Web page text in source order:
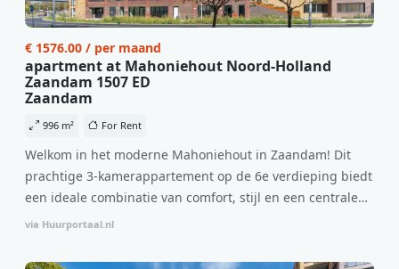
€ 1576.00 / per maand
apartment at Mahoniehout Noord-Holland
Zaandam 1507 ED
Zaandam
996 m² For Rent
Welkom in het moderne Mahoniehout in Zaandam! Dit
prachtige 3-kamerappartement op de 6e verdieping biedt
een ideale combinatie van comfort, stijl en een centrale
locatie. Met een huurprijs van €1.576 per maand
per maand is dit een geweldige kans voor professionals
via Huurportaal.nl